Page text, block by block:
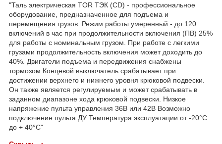
"Таль электрическая TOR ТЭК (CD) - профессиональное
оборудование, предназначенное для подъема и
перемещения грузов. Режим работы умеренный - до 120
включений в час при продолжительности включения (ПВ) 25%
для работы с номинальным грузом. При работе с легкими
грузами продолжительность включения может доходить до
40%. Двигатели подъема и передвижения снабжены
тормозом Концевой выключатель срабатывает при
достижении верхнего и нижнего уровня крюковой подвески.
Он также является регулируемым и может срабатывать в
заданном диапазоне хода крюковой подвески. Низкое
напряжение пульта управления 36В или 42В Возможно
подключение пульта ДУ Температура эксплуатации от -20°C
до + 40°C"